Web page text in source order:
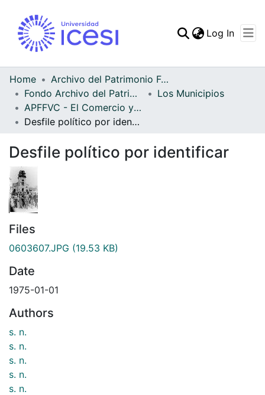
Statistics
Log In
Home
Archivo del Patrimonio Fotográfico y Fílmico del Valle del Cauca
Fondo Archivo del Patrimonio Fotográfico y Fílmico del Valle del Cauca
Los Municipios
APFFVC - El Comercio y las Haciendas - Patrimonial
Desfile político por identificar
Desfile político por identificar
Files
0603607.JPG (19.53 KB)
Date
1975-01-01
Authors
s. n.
s. n.
s. n.
s. n.
s. n.